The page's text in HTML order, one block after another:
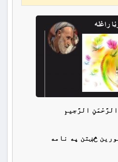
الرَّحِيمِ
څښتن په نامه